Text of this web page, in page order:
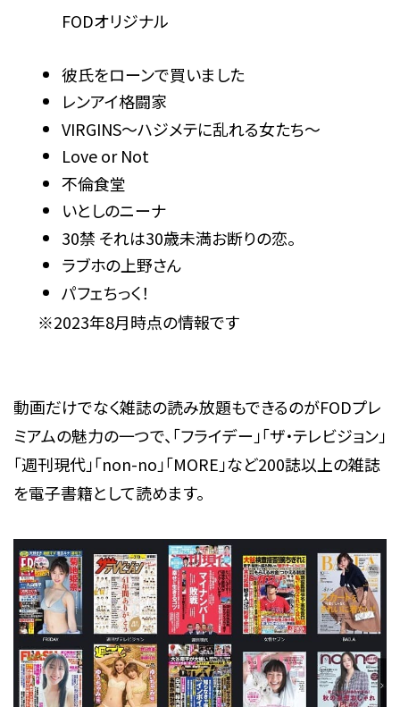
FODオリジナル
彼氏をローンで買いました
レンアイ格闘家
VIRGINS～ハジメテに乱れる女たち～
Love or Not
不倫食堂
いとしのニーナ
30禁 それは30歳未満お断りの恋。
ラブホの上野さん
パフェちっく！
※2023年8月時点の情報です
動画だけでなく雑誌の読み放題もできるのがFODプレ
ミアムの魅力の一つで、「フライデー」「ザ・テレビジョン」
「週刊現代」「non-no」「MORE」など200誌以上の雑誌
を電子書籍として読めます。